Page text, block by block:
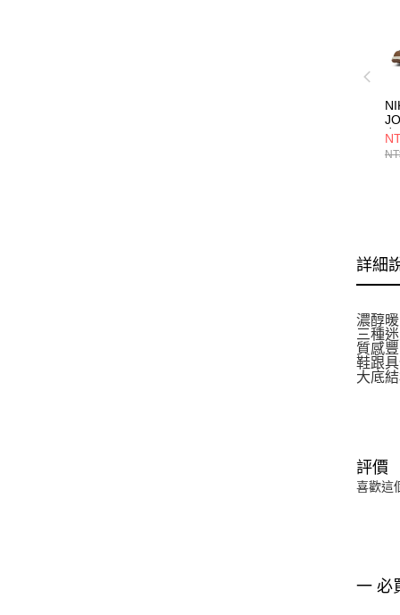
詳細
濃醇
三種
質感
鞋跟
大底
評價
喜歡這
一 必